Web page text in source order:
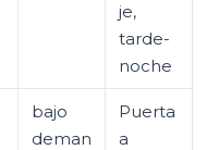
je,
tarde-
noche
bajo
deman
Puerta
a